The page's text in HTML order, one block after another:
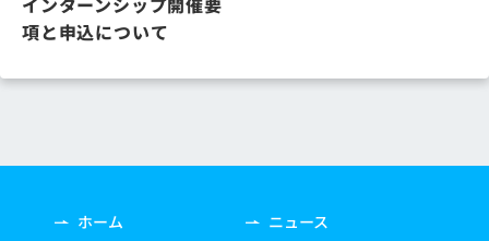
項と申込について
ホーム
ニュース